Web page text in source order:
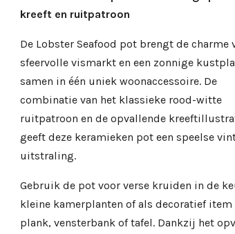
kreeft en ruitpatroon
De Lobster Seafood pot brengt de charme
sfeervolle vismarkt en een zonnige
samen in één uniek woonaccessoire. De
combinatie van het klassieke rood-witte
ruitpatroon en de opvallende
geeft deze keramieken pot een speelse
uitstraling.
Gebruik de pot voor verse kruiden in de
kleine kamerplanten of als decoratief item
plank, vensterbank of tafel. Dankzij het